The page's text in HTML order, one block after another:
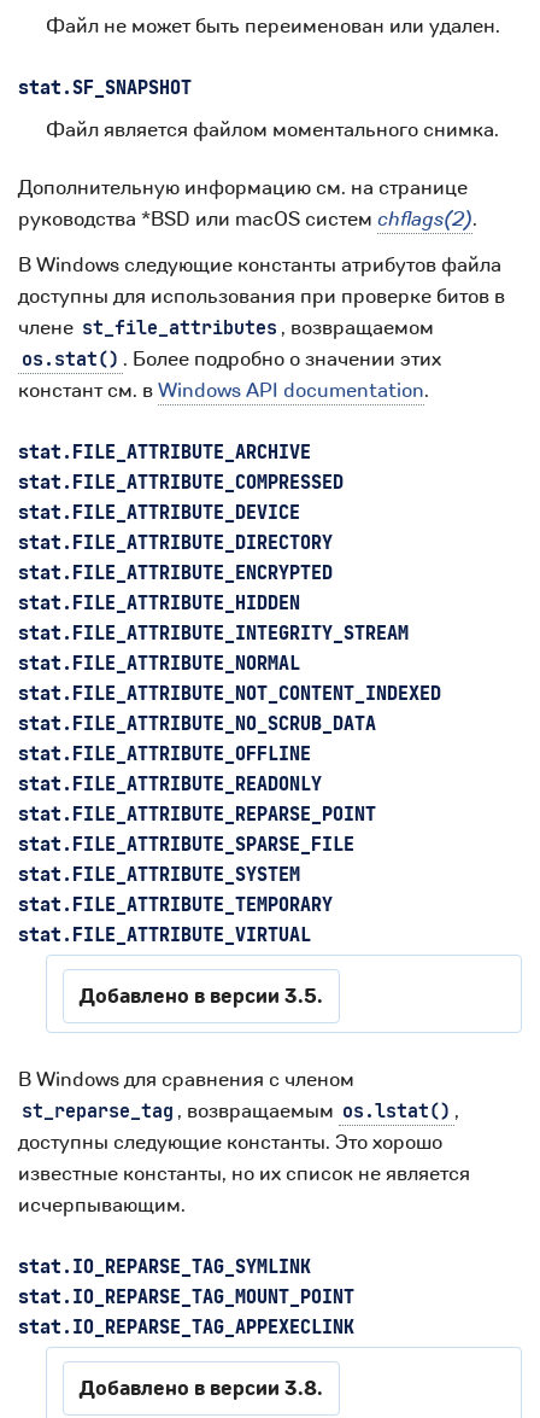
Файл не может быть переименован или удален.
stat.SF_SNAPSHOT
Файл является файлом моментального снимка.
Дополнительную информацию см. на странице
руководства *BSD или macOS систем chflags(2).
В Windows следующие константы атрибутов файла
доступны для использования при проверке битов в
члене st_file_attributes , возвращаемом
os.stat() . Более подробно о значении этих
констант см. вWindows API documentation.
stat. FILE_ATTRIBUTE_ARCHIVE
stat. FILE_ATTRIBUTE_COMPRESSED
stat. FILE_ATTRIBUTE_DEVICE
stat. FILE_ATTRIBUTE_DIRECTORY
stat. FILE_ATTRIBUTE_ENCRYPTED
stat. FILE_ATTRIBUTE_HIDDEN
stat. FILE_ATTRIBUTE_INTEGRITY_STREAM
stat. FILE_ATTRIBUTE_NORMAL
stat. FILE_ATTRIBUTE_NOT_CONTENT_INDEXED
stat. FILE_ATTRIBUTE_NO_SCRUB_DATA
stat. FILE_ATTRIBUTE_OFFLINE
stat. FILE_ATTRIBUTE_READONLY
stat. FILE_ATTRIBUTE_REPARSE_POINT
stat. FILE_ATTRIBUTE_SPARSE_FILE
stat. FILE_ATTRIBUTE_SYSTEM
stat. FILE_ATTRIBUTE_TEMPORARY
stat. FILE_ATTRIBUTE_VIRTUAL
Добавлено в версии 3.5.
В Windows для сравнения с членом
st_reparse_tag , возвращаемым os.lstat() ,
доступны следующие константы. Это хорошо
известные константы, но их список не является
исчерпывающим.
stat. IO_REPARSE_TAG_SYMLINK
stat. IO_REPARSE_TAG_MOUNT_POINT
stat. IO_REPARSE_TAG_APPEXECLINK
Добавлено в версии 3.8.